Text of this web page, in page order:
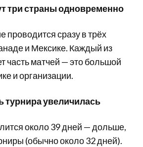
три страны одновременно
проводится сразу в трёх
и Мексике. Каждый из
часть матчей — это большой
и организации.
турнира увеличилась
около 39 дней — дольше,
(обычно около 32 дней).